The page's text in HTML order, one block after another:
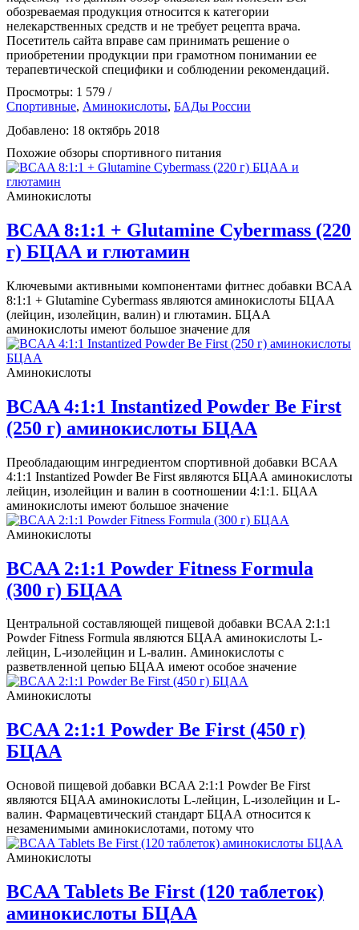
обозреваемая продукция относится к категории
нелекарственных средств и не требует рецепта врача.
Посетитель сайта вправе сам принимать решение о
приобретении продукции при грамотном понимании ее
терапевтической специфики и соблюдении рекомендаций.
Просмотры: 1 579 /
Спортивные, Аминокислоты, БАДы России
Добавлено: 18 октябрь 2018
Похожие обзоры спортивного питания
Аминокислоты
BCAA 8:1:1 + Glutamine Cybermass (220
г) БЦАА и глютамин
Ключевыми активными компонентами фитнес добавки BCAA
8:1:1 + Glutamine Cybermass являются аминокислоты БЦАА
(лейцин, изолейцин, валин) и глютамин. БЦАА
аминокислоты имеют большое значение для
Аминокислоты
BCAA 4:1:1 Instantized Powder Be First
(250 г) аминокислоты БЦАА
Преобладающим ингредиентом спортивной добавки BCAA
4:1:1 Instantized Powder Be First являются БЦАА аминокислоты
лейцин, изолейцин и валин в соотношении 4:1:1. БЦАА
аминокислоты имеют большое значение
Аминокислоты
BCAA 2:1:1 Powder Fitness Formula
(300 г) БЦАА
Центральной составляющей пищевой добавки BCAA 2:1:1
Powder Fitness Formula являются БЦАА аминокислоты L-
лейцин, L-изолейцин и L-валин. Аминокислоты с
разветвленной цепью БЦАА имеют особое значение
Аминокислоты
BCAA 2:1:1 Powder Be First (450 г)
БЦАА
Основой пищевой добавки BCAA 2:1:1 Powder Be First
являются БЦАА аминокислоты L-лейцин, L-изолейцин и L-
валин. Фармацевтический стандарт БЦАА относится к
незаменимыми аминокислотами, потому что
Аминокислоты
BCAA Tablets Be First (120 таблеток)
аминокислоты БЦАА